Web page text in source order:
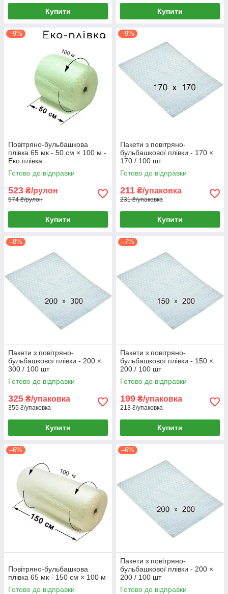
Купити Купити
–9%
Повітряно-бульбашкова
плівка 65 мк - 50 см × 100 м -
Еко плівка
Готово до відправки
523 ₴/рулон
574 ₴/рулон
Купити
–9%
Пакети з повітряно-
бульбашкової плівки - 170 ×
170 / 100 шт
Готово до відправки
211 ₴/упаковка
231 ₴/упаковка
Купити
–8%
Пакети з повітряно-
бульбашкової плівки - 200 ×
300 / 100 шт
Готово до відправки
325 ₴/упаковка
355 ₴/упаковка
Купити
–7%
Пакети з повітряно-
бульбашкової плівки - 150 ×
200 / 100 шт
Готово до відправки
199 ₴/упаковка
213 ₴/упаковка
Купити
–6%
Повітряно-бульбашкова
плівка 65 мк - 150 см × 100 м
Готово до відправки
–6%
Пакети з повітряно-
бульбашкової плівки - 200 ×
200 / 100 шт
Готово до відправки